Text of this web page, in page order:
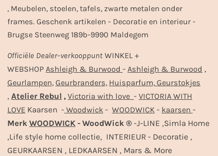
, Meubelen, stoelen, tafels, zwarte metalen onder
frames. Geschenk artikelen - Decoratie en interieur -
Brugse Steenweg 189b-9990 Maldegem
Officiële Dealer-verkooppunt WINKEL +
WEBSHOP Ashleigh & Burwood - Ashleigh & Burwood ,
Geurlampen, Geurbranders, Huisparfum, Geurstokjes
, Atelier Rebul , Victoria with love - VICTORIA WITH
LOVE Kaarsen - Woodwick - WOODWICK - kaarsen -
Merk WOODWICK - WoodWick ® -J-LINE ,Simla Home
,Life style home collectie, INTERIEUR - Decoratie ,
GEURKAARSEN , LEDKAARSEN , Mars & More